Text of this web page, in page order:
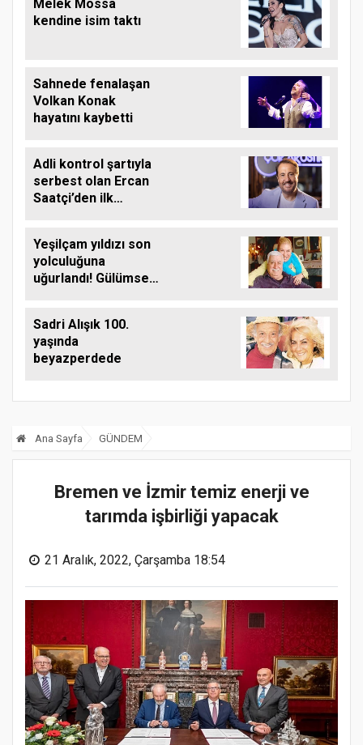
Melek Mossa
kendine isim taktı
Sahnede fenalaşan
Volkan Konak
hayatını kaybetti
Adli kontrol şartıyla
serbest olan Ercan
Saatçi’den ilk
Yeşilçam yıldızı son
yolculuğuna
uğurlandı! Gülümser
Sadri Alışık 100.
yaşında
beyazperdede
Ana Sayfa GÜNDEM
Bremen ve İzmir temiz enerji ve
tarımda işbirliği yapacak
21 Aralık, 2022, Çarşamba 18:54